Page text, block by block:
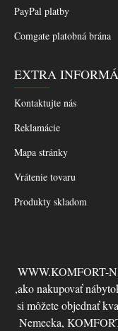
PayPal platby
Comgate platobná brána
EXTRA
Kontaktujte nás
Reklamácie
Mapa stránky
Vrátenie tovaru
Produkty skladom
WWW.KOMFORT-
,ako nakupovať
si môžete objednať
Nemecka,